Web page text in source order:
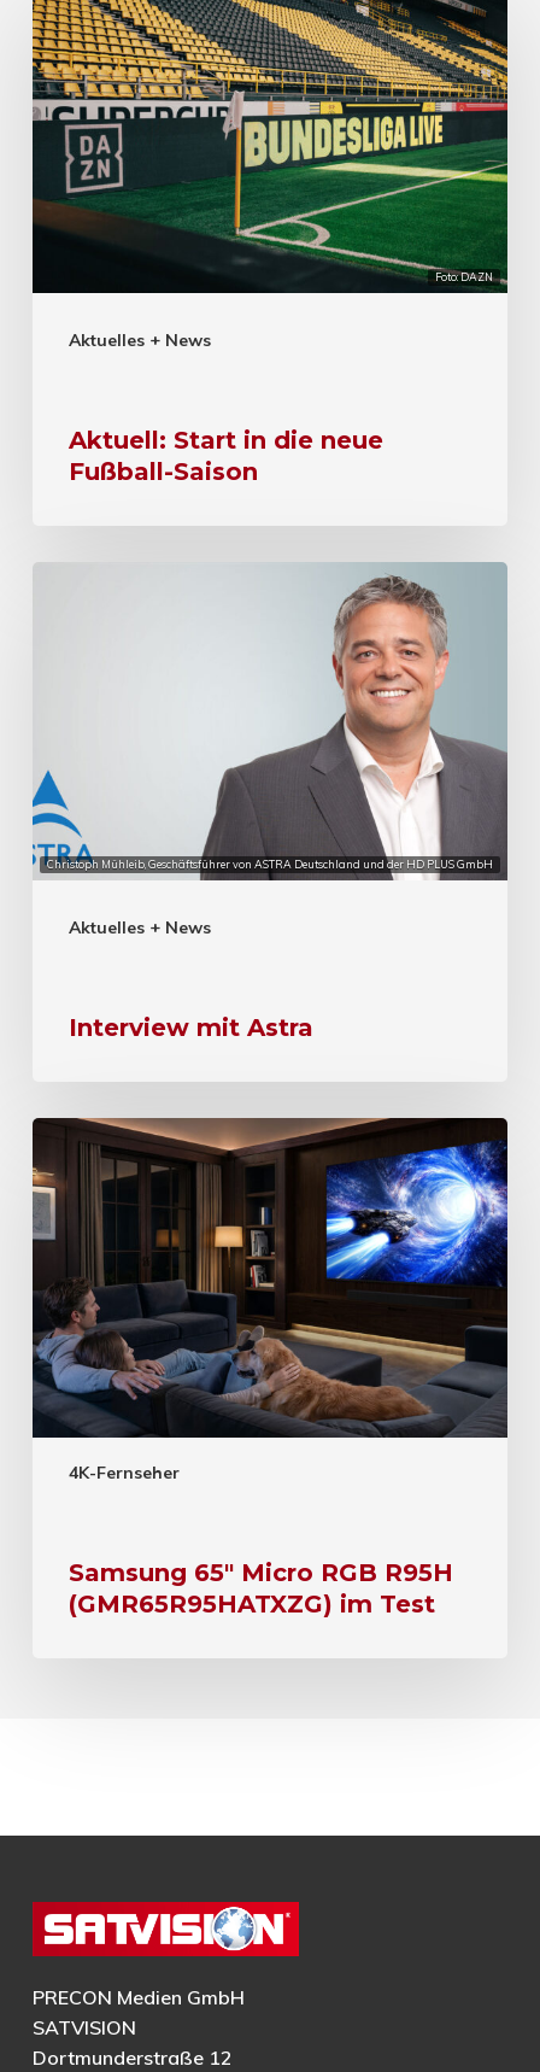
Foto: DAZN
Aktuelles + News
Aktuell: Start in die neue
Fußball-Saison
Christoph Mühleib, Geschäftsführer von ASTRA Deutschland und der HD PLUS GmbH
Aktuelles + News
Interview mit Astra
4K-Fernseher
Samsung 65″ Micro RGB R95H
(GMR65R95HATXZG) im Test
PRECON Medien GmbH
SATVISION
Dortmunderstraße 12